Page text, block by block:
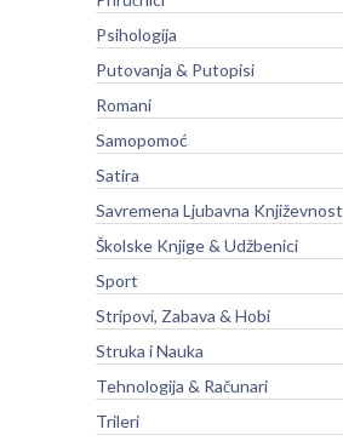
Psihologija
Putovanja & Putopisi
Romani
Samopomoć
Satira
Savremena Ljubavna Književnost
Školske Knjige & Udžbenici
Sport
Stripovi, Zabava & Hobi
Struka i Nauka
Tehnologija & Računari
Trileri